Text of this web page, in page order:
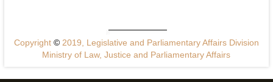
Copyright ©2019, Legislative and Parliamentary Affairs Division
Ministry of Law, Justice and Parliamentary Affairs